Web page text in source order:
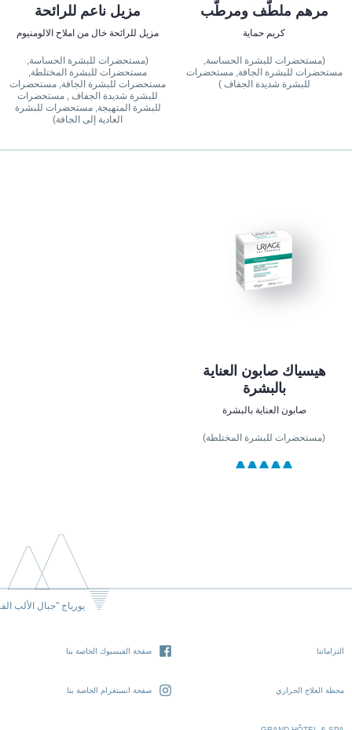
مرهم ملطّف ومرطّب
كريم حماية
(مستحضرات للبشرة الحساسة,
مستحضرات للبشرة الجافة, مستحضرات
للبشرة شديدة الجفاف )
مزيل ناعم للرائحة
مزيل للرائحة خال من املاح الالومنيوم
(مستحضرات للبشرة الحساسة,
مستحضرات للبشرة المختلطة,
مستحضرات للبشرة الجافة, مستحضرات
للبشرة شديدة الجفاف , مستحضرات
للبشرة المتهيجة, مستحضرات للبشرة
العادية إلى الجافة)
هيسياك صابون العناية
بالبشرة
صابون العناية بالبشرة
(مستحضرات للبشرة المختلطة)
يورياج "جبال الألب
التزاماتنا
محطة العلاج الحراري
صفحة الفيسبوك الخاصة بنا
صفحة انستغرام الخاصة بنا